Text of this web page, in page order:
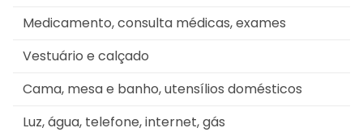
Medicamento, consulta médicas, exames
Vestuário e calçado
Cama, mesa e banho, utensílios domésticos
Luz, água, telefone, internet, gás